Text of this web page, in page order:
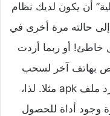
أن يكون لديك نظام
حالته مرة أخرى في
خاطئ! أو ربما أردت
بهاتف آخر لسحب
الخلفيات الرسمية الخاصة به، أو مجرد ملف apk مثلا. لذا،
وجود أداة للحصول